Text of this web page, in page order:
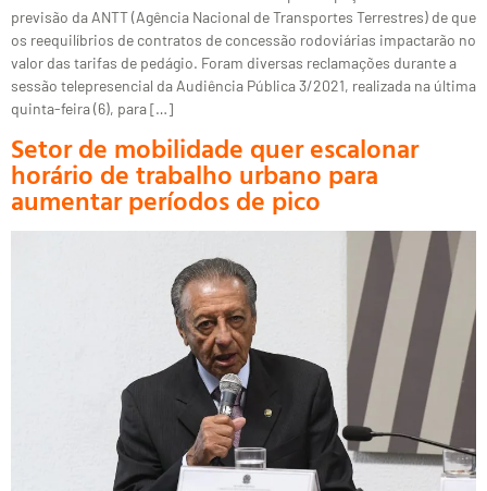
previsão da ANTT (Agência Nacional de Transportes Terrestres) de que
os reequilíbrios de contratos de concessão rodoviárias impactarão no
valor das tarifas de pedágio. Foram diversas reclamações durante a
sessão telepresencial da Audiência Pública 3/2021, realizada na última
quinta-feira (6), para […]
Setor de mobilidade quer escalonar
horário de trabalho urbano para
aumentar períodos de pico